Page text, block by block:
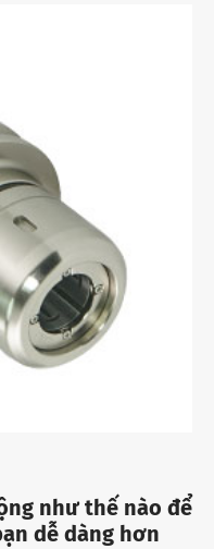
như thế nào để
dễ dàng hơn